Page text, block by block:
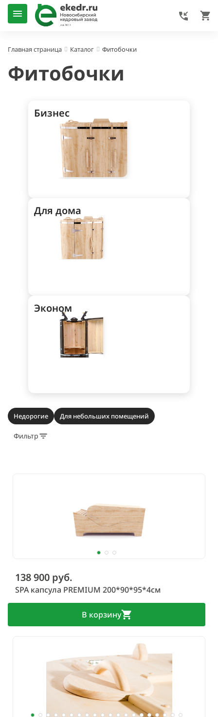
Главная страница Каталог Фитобочки
Фитобочки
Бизнес
Для дома
Эконом
Недорогие Для небольших помещений
Фильтр
138 900 руб.
SPA капсула PREMIUM 200*90*95*4см
В корзину